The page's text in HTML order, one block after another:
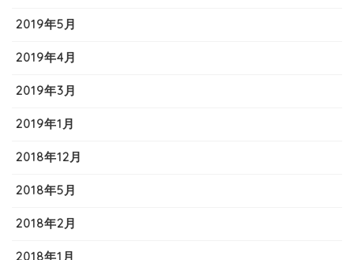
2019年5月
2019年4月
2019年3月
2019年1月
2018年12月
2018年5月
2018年2月
2018年1月